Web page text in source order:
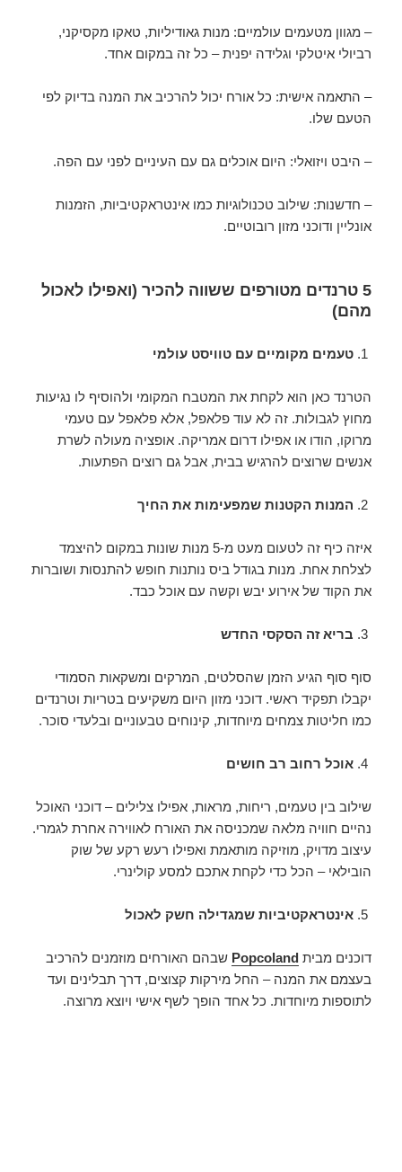
– מגוון מטעמים עולמיים: מנות גאודיליות, טאקו מקסיקני,
רביולי איטלקי וגלידה יפנית – כל זה במקום אחד.
– התאמה אישית: כל אורח יכול להרכיב את המנה בדיוק לפי
הטעם שלו.
– היבט ויזואלי: היום אוכלים גם עם העיניים לפני עם הפה.
– חדשנות: שילוב טכנולוגיות כמו אינטראקטיביות, הזמנות
אונליין ודוכני מזון רובוטיים.
5 טרנדים מטורפים ששווה להכיר (ואפילו לאכול
מהם)
טעמים מקומיים עם טוויסט עולמי
הטרנד כאן הוא לקחת את המטבח המקומי ולהוסיף לו נגיעות
מחוץ לגבולות. זה לא עוד פלאפל, אלא פלאפל עם טעמי
מרוקו, הודו או אפילו דרום אמריקה. אופציה מעולה לשרת
אנשים שרוצים להרגיש בבית, אבל גם רוצים הפתעות.
המנות הקטנות שמפעימות את החיך
איזה כיף זה לטעום מעט מ-5 מנות שונות במקום להיצמד
לצלחת אחת. מנות בגודל ביס נותנות חופש להתנסות ושוברות
את הקוד של אירוע יבש וקשה עם אוכל כבד.
בריא זה הסקסי החדש
סוף סוף הגיע הזמן שהסלטים, המרקים ומשקאות הסמודי
יקבלו תפקיד ראשי. דוכני מזון היום משקיעים בטריות וטרנדים
כמו חליטות צמחים מיוחדות, קינוחים טבעוניים ובלעדי סוכר.
אוכל רחוב רב חושים
שילוב בין טעמים, ריחות, מראות, אפילו צלילים – דוכני האוכל
נהיים חוויה מלאה שמכניסה את האורח לאווירה אחרת לגמרי.
עיצוב מדויק, מוזיקה מותאמת ואפילו רעש רקע של שוק
הובילאי – הכל כדי לקחת אתכם למסע קולינרי.
אינטראקטיביות שמגדילה חשק לאכול
דוכנים מביתPopcoland שבהם האורחים מוזמנים להרכיב
בעצמם את המנה – החל מירקות קצוצים, דרך תבלינים ועד
לתוספות מיוחדות. כל אחד הופך לשף אישי ויוצא מרוצה.